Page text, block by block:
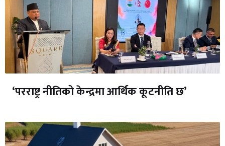
‘परराष्ट्र नीतिको केन्द्रमा आर्थिक कूटनीति छ’